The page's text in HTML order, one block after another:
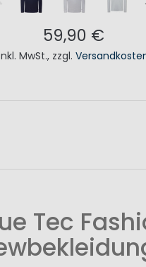
59,90 €
MwSt., zzgl.
Tec